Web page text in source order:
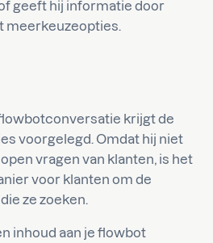
geeft hij informatie door
meerkeuzeopties.
krijgt de
voorgelegd. Omdat hij niet
vragen van klanten, is het
voor klanten om de
ze zoeken.
inhoud aan je flowbot